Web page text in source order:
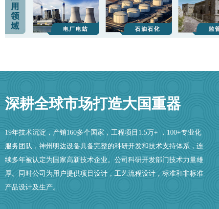
深耕全球市场打造大国重器
19年技术沉淀，产销160多个国家，工程项目1.5万+ ，100+专业化
服务团队，神州明达设备具备完整的科研开发和技术支持体系，连
续多年被认定为国家高新技术企业。公司科研开发部门技术力量雄
厚。同时公司为用户提供项目设计，工艺流程设计，标准和非标准
产品设计及生产。